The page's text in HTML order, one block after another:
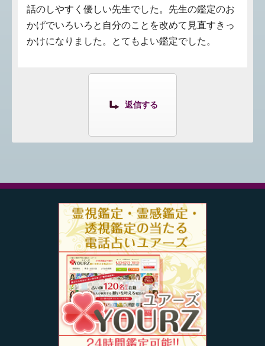
話のしやすく優しい先生でした。先生の鑑定のお
かげでいろいろと自分のことを改めて見直すきっ
かけになりました。とてもよい鑑定でした。
返信する